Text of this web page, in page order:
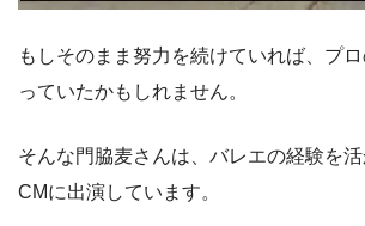
もしそのまま努力を続けていれば、プ
っていたかもしれません。
そんな門脇麦さんは、バレエの経験を
CMに出演しています。